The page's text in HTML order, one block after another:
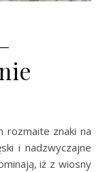
i nadzwyczajne
iż z wiosny